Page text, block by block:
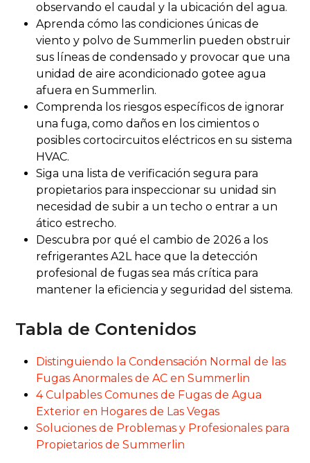
observando el caudal y la ubicación del agua.
Aprenda cómo las condiciones únicas de
viento y polvo de Summerlin pueden obstruir
sus líneas de condensado y provocar que una
unidad de aire acondicionado gotee agua
afuera en Summerlin.
Comprenda los riesgos específicos de ignorar
una fuga, como daños en los cimientos o
posibles cortocircuitos eléctricos en su sistema
HVAC.
Siga una lista de verificación segura para
propietarios para inspeccionar su unidad sin
necesidad de subir a un techo o entrar a un
ático estrecho.
Descubra por qué el cambio de 2026 a los
refrigerantes A2L hace que la detección
profesional de fugas sea más crítica para
mantener la eficiencia y seguridad del sistema.
Tabla de Contenidos
Distinguiendo la Condensación Normal de las
Fugas Anormales de AC en Summerlin
4 Culpables Comunes de Fugas de Agua
Exterior en Hogares de Las Vegas
Soluciones de Problemas y Profesionales para
Propietarios de Summerlin